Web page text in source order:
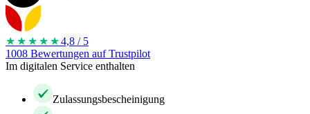
★★★★ ★4,8 / 5
1008 Bewertungen auf Trustpilot
Im digitalen Service enthalten
Zulassungsbescheinigung